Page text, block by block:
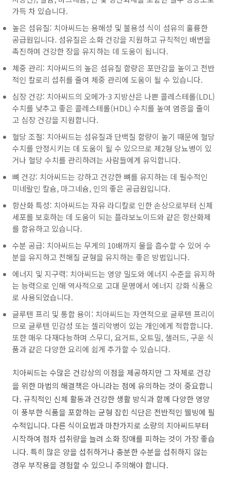
가득 차 있습니다.
높은 섬유질: 치아씨드는 용해성 및 불용성 식이 섬유의 훌륭한
공급원입니다. 섬유질은 소화 건강을 지원하고 규칙적인 배변을
촉진하며 건강한 장을 유지하는 데 도움이 됩니다.
체중 관리: 치아씨드의 높은 섬유질 함량은 포만감을 높이고 전반
적인 칼로리 섭취를 줄여 체중 관리에 도움이 될 수 있습니다.
심장 건강: 치아씨드의 오메가-3 지방산은 나쁜 콜레스테롤(LDL)
수치를 낮추고 좋은 콜레스테롤(HDL) 수치를 높여 염증을 줄이
고 심장 건강을 지원합니다.
혈당 조절: 치아씨드는 섬유질과 단백질 함량이 높기 때문에 혈당
수치를 안정시키는 데 도움이 될 수 있으므로 제2형 당뇨병이 있
거나 혈당 수치를 관리하려는 사람들에게 유익합니다.
뼈 건강: 치아씨드는 강하고 건강한 뼈를 유지하는 데 필수적인
미네랄인 칼슘, 마그네슘, 인의 좋은 공급원입니다.
항산화 특성: 치아씨드는 자유 라디칼로 인한 손상으로부터 신체
세포를 보호하는 데 도움이 되는 플라보노이드와 같은 항산화제
를 함유하고 있습니다.
수분 공급: 치아씨드는 무게의 10배까지 물을 흡수할 수 있어 수
분을 유지하고 전해질 균형을 유지하는 좋은 방법입니다.
에너지 및 지구력: 치아씨드는 영양 밀도와 에너지 수준을 유지하
는 능력으로 인해 역사적으로 고대 문명에서 에너지 강화 식품으
로 사용되었습니다.
글루텐 프리 및 통합 용이: 치아씨드는 자연적으로 글루텐 프리이
므로 글루텐 민감성 또는 셀리악병이 있는 개인에게 적합합니다.
또한 매우 다재다능하며 스무디, 요거트, 오트밀, 샐러드, 구운 식
품과 같은 다양한 요리에 쉽게 추가할 수 있습니다.
치아씨드는 수많은 건강상의 이점을 제공하지만 그 자체로 건강
을 위한 마법의 해결책은 아니라는 점에 유의하는 것이 중요합니
다. 규칙적인 신체 활동과 건강한 생활 방식과 함께 다양한 영양
이 풍부한 식품을 포함하는 균형 잡힌 식단은 전반적인 웰빙에 필
수적입니다. 다른 식이요법과 마찬가지로 소량의 치아씨드부터
시작하여 점차 섭취량을 늘려 소화 장애를 피하는 것이 가장 좋습
니다. 특히 많은 양을 섭취하거나 충분한 수분을 섭취하지 않는
경우 부작용을 경험할 수 있으니 주의해야 합니다.